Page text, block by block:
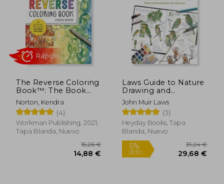
5%
dcto. 56,39 €
5%
dcto.
The Reverse Coloring
Book™: The Book
has the Colors, you
Draw the Lines! (en
Inglés)
Norton, Kendra
(4)
Workman Publishing, 2021,
Tapa Blanda, Nuevo
Laws Guide to Nature
Drawing and
Journaling, The (en
Inglés)
John Muir Laws
(3)
Heyday Books, Tapa
Blanda, Nuevo